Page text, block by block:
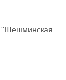
"Шешминская